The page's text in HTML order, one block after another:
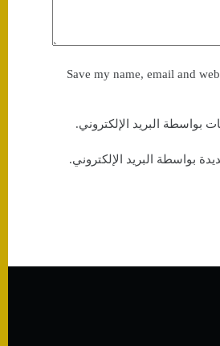
Save my name, email and
بواسطة البريد الإلكتروني.
بواسطة البريد الإلكتروني.